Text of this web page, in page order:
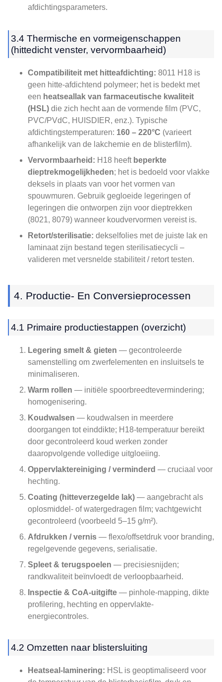
afdichtingsparameters.
3.4 Thermische en vormeigenschappen
(hittedicht venster, vervormbaarheid)
Compatibiliteit met hitteafdichting: 8011 H18 is
geen hitte-afdichtend polymeer; het is bedekt met
een heatseallak van farmaceutische kwaliteit
(HSL) die zich hecht aan de vormende film (PVC,
PVC/PVdC, HUISDIER, enz.). Typische
afdichtingstemperaturen: 160 – 220°C (varieert
afhankelijk van de lakchemie en de blisterfilm).
Vervormbaarheid: H18 heeft beperkte
dieptrekmogelijkheden; het is bedoeld voor vlakke
deksels in plaats van voor het vormen van
spouwmuren. Gebruik gegloeide legeringen of
legeringen die ontworpen zijn voor dieptrekken
(8021, 8079) wanneer koudvervormen vereist is.
Retort/sterilisatie: dekselfolies met de juiste lak en
laminaat zijn bestand tegen sterilisatiecycli –
valideren met versnelde stabiliteit / retort testen.
4. Productie- En Conversieprocessen
4.1 Primaire productiestappen (overzicht)
Legering smelt & gieten — gecontroleerde
samenstelling om zwerfelementen en insluitsels te
minimaliseren.
Warm rollen — initiële spoorbreedtevermindering;
homogenisering.
Koudwalsen — koudwalsen in meerdere
doorgangen tot einddikte; H18-temperatuur bereikt
door gecontroleerd koud werken zonder
daaropvolgende volledige uitgloeiing.
Oppervlaktereiniging / verminderd — cruciaal voor
hechting.
Coating (hitteverzegelde lak) — aangebracht als
oplosmiddel- of watergedragen film; vachtgewicht
gecontroleerd (voorbeeld 5–15 g/m²).
Afdrukken / vernis — flexo/offsetdruk voor branding,
regelgevende gegevens, serialisatie.
Spleet & terugspoelen — precisiesnijden;
randkwaliteit beïnvloedt de verloopbaarheid.
Inspectie & CoA-uitgifte — pinhole-mapping, dikte
profilering, hechting en oppervlakte-
energiecontroles.
4.2 Omzetten naar blistersluiting
Heatseal-laminering: HSL is geoptimaliseerd voor